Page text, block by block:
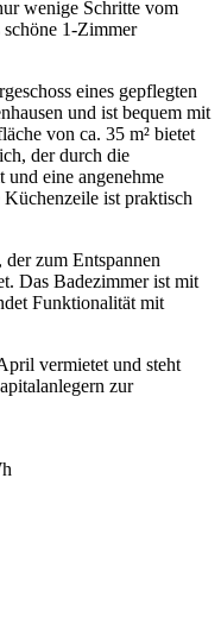
wenige Schritte vom
schöne 1-Zimmer
eines gepflegten
und ist bequem mit
von ca. 35 m² bietet
der durch die
und eine angenehme
ist praktisch
zum Entspannen
Das Badezimmer ist mit
Funktionalität mit
vermietet und steht
zur